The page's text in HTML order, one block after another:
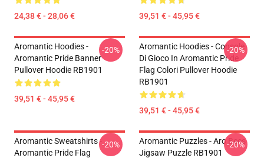
24,38 € - 28,06 € 39,51 € - 45,95 €
Aromantic Hoodies -
Aromantic Pride Banner
Pullover Hoodie RB1901
39,51 € - 45,95 €
-20%
Aromantic Hoodies - Console
Di Gioco In Aromantic Pride
Flag Colori Pullover Hoodie
RB1901
39,51 € - 45,95 €
-20%
Aromantic Sweatshirts -
Aromantic Pride Flag
-20%
Aromantic Puzzles - Aro Bees
Jigsaw Puzzle RB1901
-20%